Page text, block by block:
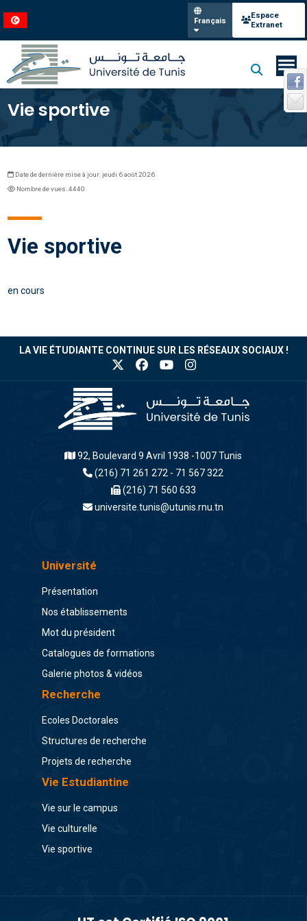
Français
Espace
Extranet
Vie sportive
Date de dernière mise à jour: jeudi 6 août 2026
Nombre de vues: 4440
Vie sportive
en cours
LA VIE ÉTUDIANTE CONTINUE SUR LES RÉSEAUX SOCIAUX !
92, Boulevard 9 Avril 1938 -1007 Tunis
(216) 71 261 272 - 71 567 322
(216) 71 560 633
universite.tunis@utunis.rnu.tn
Université
Présentation
Nos établissements
Mot du président
Catalogues de formations
Galerie photos & vidéos
Recherche
Ecoles Doctorales
Structures de recherche
Projets de recherche
Vie Estudiantine
Vie sur le campus
Vie culturelle
Vie sportive